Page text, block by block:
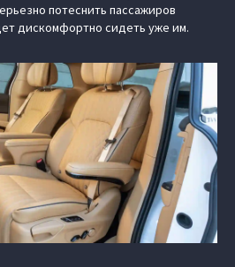
потеснить пассажиров
дискомфортно сидеть уже им.